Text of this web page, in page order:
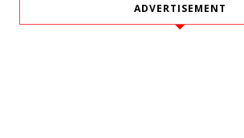
ADVERTISEMENT